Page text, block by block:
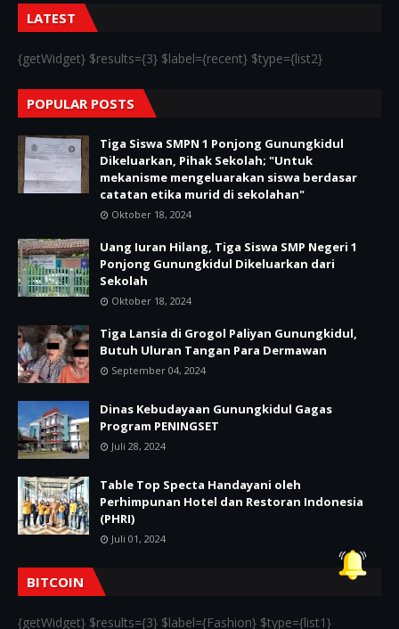
LATEST
{getWidget} $results={3} $label={recent} $type={list2}
POPULAR POSTS
Tiga Siswa SMPN 1 Ponjong Gunungkidul
Dikeluarkan, Pihak Sekolah; "Untuk
mekanisme mengeluarakan siswa berdasar
catatan etika murid di sekolahan"
Oktober 18, 2024
Uang Iuran Hilang, Tiga Siswa SMP Negeri 1
Ponjong Gunungkidul Dikeluarkan dari
Sekolah
Oktober 18, 2024
Tiga Lansia di Grogol Paliyan Gunungkidul,
Butuh Uluran Tangan Para Dermawan
September 04, 2024
Dinas Kebudayaan Gunungkidul Gagas
Program PENINGSET
Juli 28, 2024
Table Top Specta Handayani oleh
Perhimpunan Hotel dan Restoran Indonesia
(PHRI)
Juli 01, 2024
BITCOIN
{getWidget} $results={3} $label={Fashion} $type={list1}